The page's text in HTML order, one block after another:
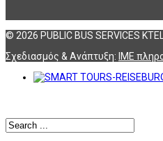
© 2026 PUBLIC BUS SERVICES
Σχεδιασμός & Ανάπτυξη: ΙΜΕ